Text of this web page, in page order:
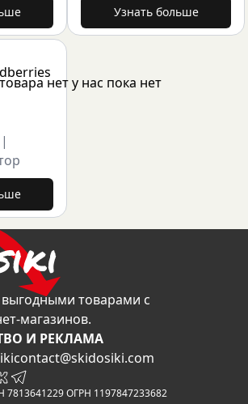
|
Узнать больше
выгодными товарами с
магазинов.
И РЕКЛАМА
contact@skidosiki.com
ОГРН 1197847233682